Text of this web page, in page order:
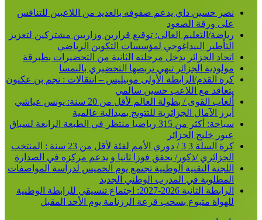
حسين داي يدعم صفوفه بالعديد من اللاعبين للتنافس
ورقة الصعود
التعليم العالي: توقيع قرارين وزاريين مشتركين لتعزيز
البيداغوجي لمؤسسات التكوين الرياضي
الجزائر يدخل مرحلته الثانية من التحضيرات بطبرقة
الجزائر تنهي تربصها التحضيري بالنمسا
القدم/الرابطة الأولى موبيليس – انتقالات : نجم بن عكنون
مع اللاعب حسين سالمي
ألعاب القوى / بطولة العالم لأقل من 20 سنة: يونس عياشي
الآمال الجزائرية للتتويج بميدالية عالمية
سباحة: أكثر من 315 رياضيا منتظر في الطبعة الرابعة لسباق
خليج الجزائر
كرة السلة 3 3 / دوري الأمم لفئة لأقل من 23 سنة : المنتخب
/ذكور/ يحقق فوزا ثانيا و يدعم مركزه في الصدارة
التقنية الوطنية تجتمع يوم الخميس لدراسة المواصفات
في المدرب الوطني الجديد
الرابطة الثانية 2026-2027: اجتماع تنسيقي للرابطة الوطنية
متبوع بسحب قرعة الرزنامة يوم الأحد المقبل